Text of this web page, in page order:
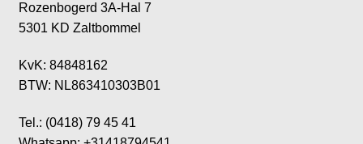
Rozenbogerd 3A-Hal 7
5301 KD Zaltbommel
KvK: 84848162
BTW: NL863410303B01
Tel.: (0418) 79 45 41